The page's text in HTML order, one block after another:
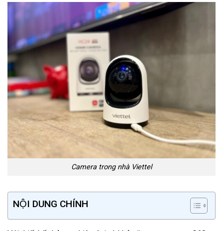
Camera trong nhà Viettel
NỘI DUNG CHÍNH